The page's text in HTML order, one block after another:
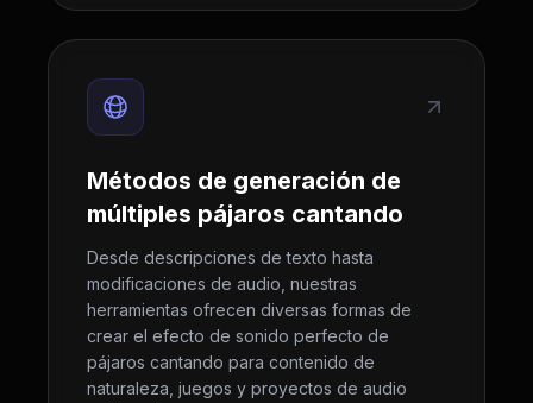
Métodos de generación de
múltiples pájaros cantando
Desde descripciones de texto hasta
modificaciones de audio, nuestras
herramientas ofrecen diversas formas de
crear el efecto de sonido perfecto de
pájaros cantando para contenido de
naturaleza, juegos y proyectos de audio